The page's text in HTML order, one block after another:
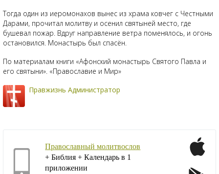
Тогда один из иеромонахов вынес из храма ковчег с Честными
Дарами, прочитал молитву и осенил святыней место, где
бушевал пожар. Вдруг направление ветра поменялось, и огонь
остановился. Монастырь был спасён.
По материалам книги «Афонский монастырь Святого Павла и
его святыни». «Православие и Мир»
Правжизнь Администратор
Православный молитвослов
+ Библия + Календарь в 1
приложении